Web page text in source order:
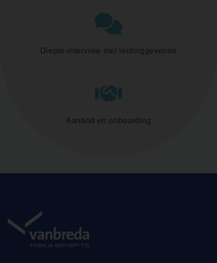
Diepte-interview met leidinggevende
Aanbod en onboarding